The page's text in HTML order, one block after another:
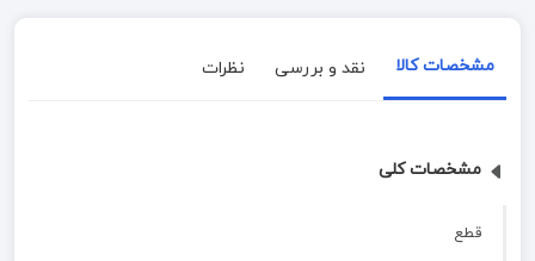
مشخصات کالا نقد و بررسی نظرات
مشخصات کلی
قطع